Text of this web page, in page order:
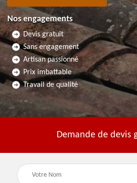
Nos engagements
Devis gratuit
Sans engagement
Artisan passionné
Prix imbattable
Travail de qualité
Demande de devis